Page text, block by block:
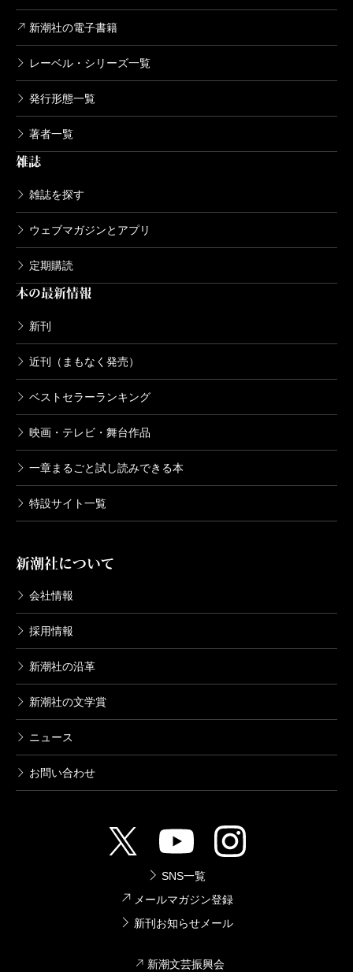
新潮社の電子書籍
レーベル・シリーズ一覧
発行形態一覧
著者一覧
雑誌
雑誌を探す
ウェブマガジンとアプリ
定期購読
本の最新情報
新刊
近刊（まもなく発売）
ベストセラーランキング
映画・テレビ・舞台作品
一章まるごと試し読みできる本
特設サイト一覧
新潮社について
会社情報
採用情報
新潮社の沿革
新潮社の文学賞
ニュース
お問い合わせ
SNS一覧
メールマガジン登録
新刊お知らせメール
新潮文芸振興会